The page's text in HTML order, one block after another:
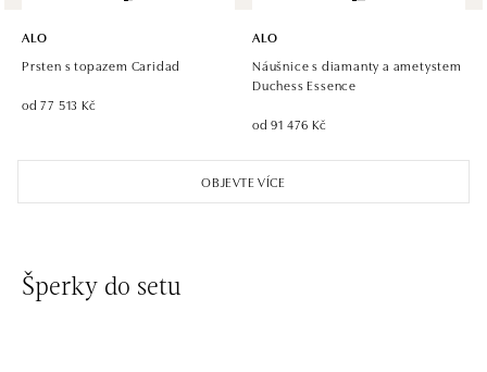
ALO diamonds Hilton, Košice
otevřeno v Pondělí od 09:00
Einsteinova 18, 851 01 Bratislava
Ivanská cesta 16, 821 04 Bratislava
OBJEVTE VÍCE
ALO
Prsten s topazem Caridad
od 77 513 Kč
ALO
Náušnice s diamanty a ametystem
Duchess Essence
od 91 476 Kč
Šperky do setu